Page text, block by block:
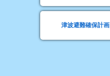
津波避難確保計画